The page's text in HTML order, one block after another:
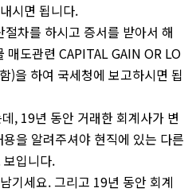
시면 됩니다.
차를 하시고 증서를 받아서 해
매도관련 CAPITAL GAIN OR LO
)을 하여 국세청에 보고하시면 됩
, 19년 동안 거래한 회계사가 변
을 알려주셔야 현직에 있는 다른
입니다.
기세요. 그리고 19년 동안 회계